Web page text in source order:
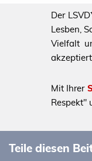
Der
Lesben,
Vielfalt
Mit Ihrer
Respekt"
Teile diesen